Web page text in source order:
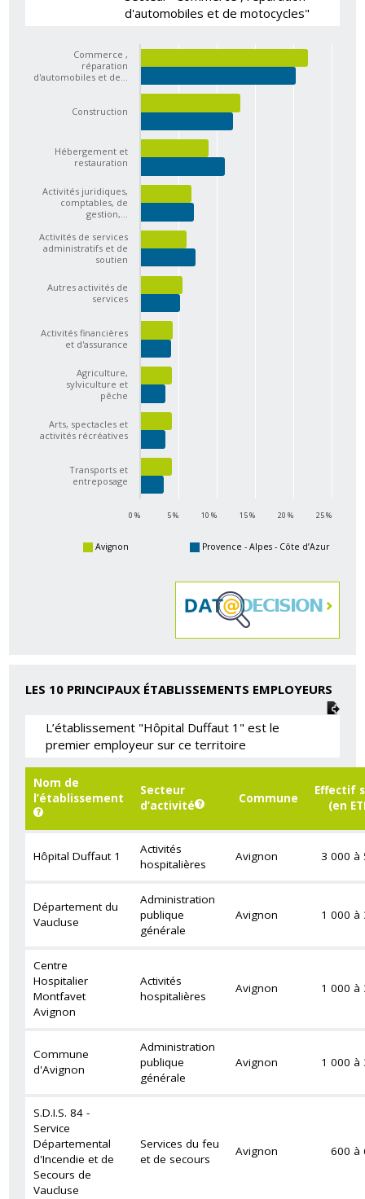
d'automobiles et de motocycles"
Commerce ,
réparation
d'automobiles et de…
Construction
Hébergement et
restauration
Activités juridiques,
comptables, de
gestion,…
Activités de services
administratifs et de
soutien
Autres activités de
services
Activités financières
et d'assurance
Agriculture,
sylviculture et
pêche
Arts, spectacles et
activités récréatives
Transports et
entreposage
0 % 5 % 10 % 15 % 20 % 25 %
Avignon Provence - Alpes - Côte d’Azur
LES 10 PRINCIPAUX ÉTABLISSEMENTS EMPLOYEURS
L’établissement "Hôpital Duffaut 1" est le
premier employeur sur ce territoire
Nom de
l’établissement
Secteur
d’activité
Commune
Effectif
(en
Hôpital Duffaut 1
Activités
hospitalières
Avignon 3 000 à
Département du
Vaucluse
Administration
publique
générale
Avignon 1 000 à
Centre
Hospitalier
Montfavet
Avignon
Activités
hospitalières
Avignon 1 000 à
Commune
d'Avignon
Administration
publique
générale
Avignon 1 000 à
S.D.I.S. 84 -
Service
Départemental
d'Incendie et de
Secours de
Vaucluse
Services du feu
et de secours
Avignon 600 à